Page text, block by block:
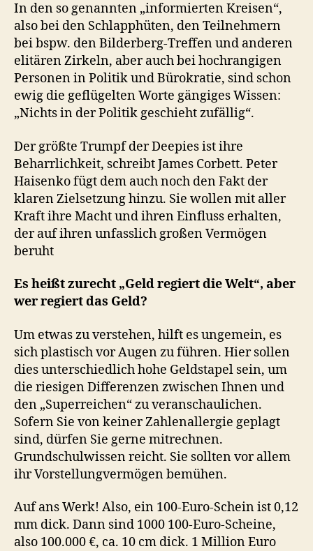
In den so genannten „informierten Kreisen“,
also bei den Schlapphüten, den Teilnehmern
bei bspw. den Bilderberg-Treffen und anderen
elitären Zirkeln, aber auch bei hochrangigen
Personen in Politik und Bürokratie, sind schon
ewig die geflügelten Worte gängiges Wissen:
„Nichts in der Politik geschieht zufällig“.
Der größte Trumpf der Deepies ist ihre
Beharrlichkeit, schreibt James Corbett. Peter
Haisenko fügt dem auch noch den Fakt der
klaren Zielsetzung hinzu. Sie wollen mit aller
Kraft ihre Macht und ihren Einfluss erhalten,
der auf ihren unfasslich großen Vermögen
beruht
Es heißt zurecht „Geld regiert die Welt“, aber
wer regiert das Geld?
Um etwas zu verstehen, hilft es ungemein, es
sich plastisch vor Augen zu führen. Hier sollen
dies unterschiedlich hohe Geldstapel sein, um
die riesigen Differenzen zwischen Ihnen und
den „Superreichen“ zu veranschaulichen.
Sofern Sie von keiner Zahlenallergie geplagt
sind, dürfen Sie gerne mitrechnen.
Grundschulwissen reicht. Sie sollten vor allem
ihr Vorstellungvermögen bemühen.
Auf ans Werk! Also, ein 100-Euro-Schein ist 0,12
mm dick. Dann sind 1000 100-Euro-Scheine,
also 100.000 €, ca. 10 cm dick. 1 Million Euro